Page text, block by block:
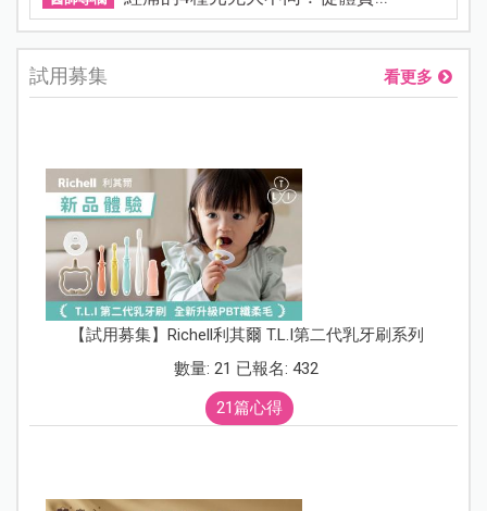
試用募集 看更多
【試用募集】Richell利其爾 T.L.I第二代乳牙刷系列
數量: 21 已報名: 432
21篇心得